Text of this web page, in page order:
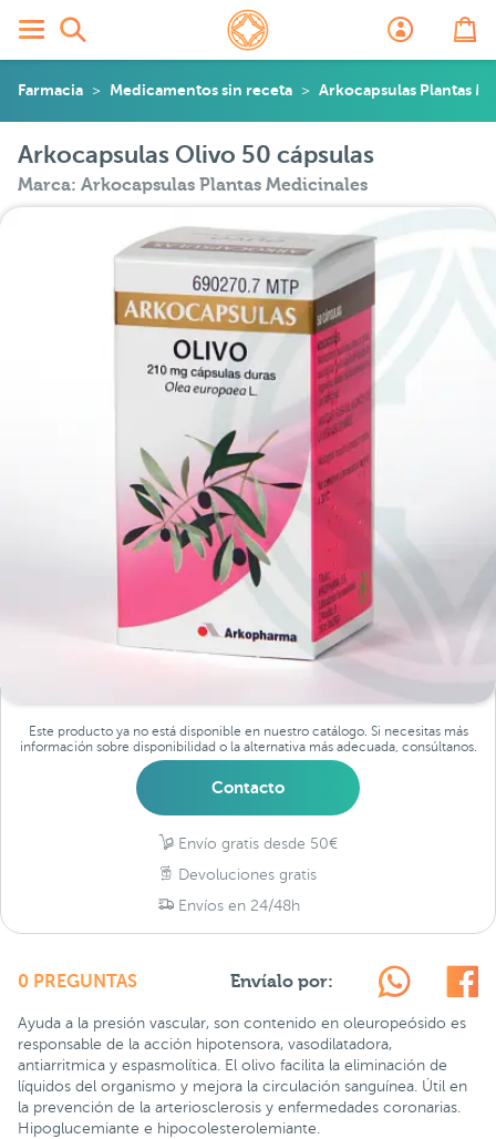
Farmacia Medicamentos sin receta Arkocapsulas Plantas
Arkocapsulas Olivo 50 cápsulas
Marca: Arkocapsulas Plantas Medicinales
Este producto ya no está disponible en nuestro catálogo. Si necesitas más
información sobre disponibilidad o la alternativa más adecuada, consúltanos.
Contacto
Envío gratis desde 50€
Devoluciones gratis
Envíos en 24/48h
0 PREGUNTAS Envíalo por:
Ayuda a la presión vascular, son contenido en oleuropeósido es
responsable de la acción hipotensora, vasodilatadora,
antiarritmica y espasmolítica. El olivo facilita la eliminación de
líquidos del organismo y mejora la circulación sanguínea. Útil en
la prevención de la arteriosclerosis y enfermedades coronarias.
Hipoglucemiante e hipocolesterolemiante.